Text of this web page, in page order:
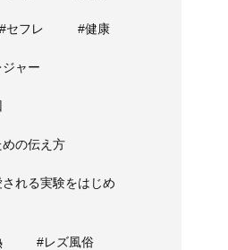
#セフレ #健康
ャー
の伝え方
れる実験をはじめ
#レズ風俗